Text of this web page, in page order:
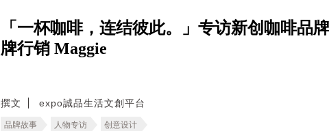
「一杯咖啡，连结彼此。」专访新创咖啡
牌行销 Maggie
撰文 expo誠品生活文創平台
品牌故事 人物专访 创意设计